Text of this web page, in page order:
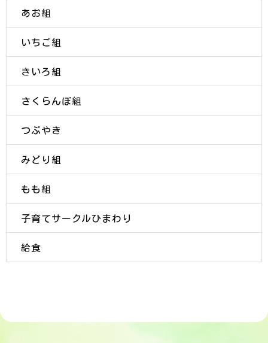
あお組
いちご組
きいろ組
さくらんぼ組
つぶやき
みどり組
もも組
子育てサークルひまわり
給食